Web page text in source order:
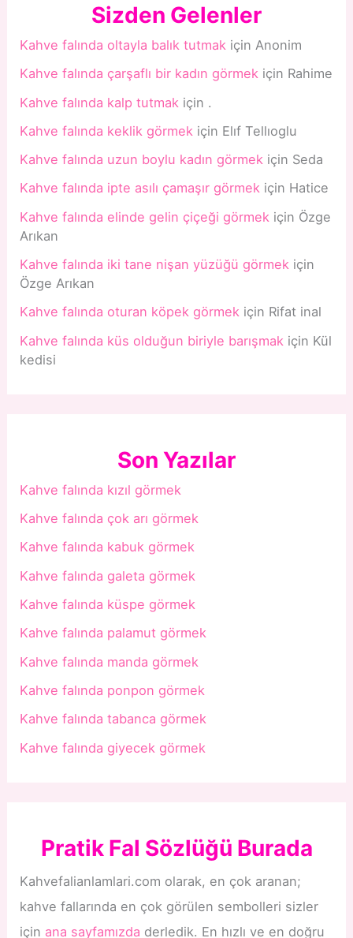
Sizden Gelenler
Kahve falında oltayla balık tutmak için Anonim
Kahve falında çarşaflı bir kadın görmek için Rahime
Kahve falında kalp tutmak için .
Kahve falında keklik görmek için Elıf Tellıoglu
Kahve falında uzun boylu kadın görmek için Seda
Kahve falında ipte asılı çamaşır görmek için Hatice
Kahve falında elinde gelin çiçeği görmek için Özge
Arıkan
Kahve falında iki tane nişan yüzüğü görmek için
Özge Arıkan
Kahve falında oturan köpek görmek için Rifat inal
Kahve falında küs olduğun biriyle barışmak için Kül
kedisi
Son Yazılar
Kahve falında kızıl görmek
Kahve falında çok arı görmek
Kahve falında kabuk görmek
Kahve falında galeta görmek
Kahve falında küspe görmek
Kahve falında palamut görmek
Kahve falında manda görmek
Kahve falında ponpon görmek
Kahve falında tabanca görmek
Kahve falında giyecek görmek
Pratik Fal Sözlüğü Burada
Kahvefalianlamlari.com olarak, en çok aranan;
kahve fallarında en çok görülen sembolleri sizler
için ana sayfamızda derledik. En hızlı ve en doğru